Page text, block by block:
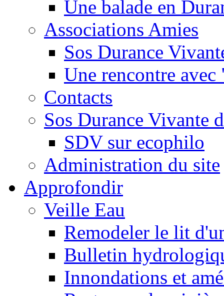
Une balade en
Associations Amies
Sos Durance
Une rencontre
Contacts
Sos Durance Vivante
SDV sur ecophilo
Administration du site
Approfondir
Veille Eau
Remodeler le lit
Bulletin
Innondations et